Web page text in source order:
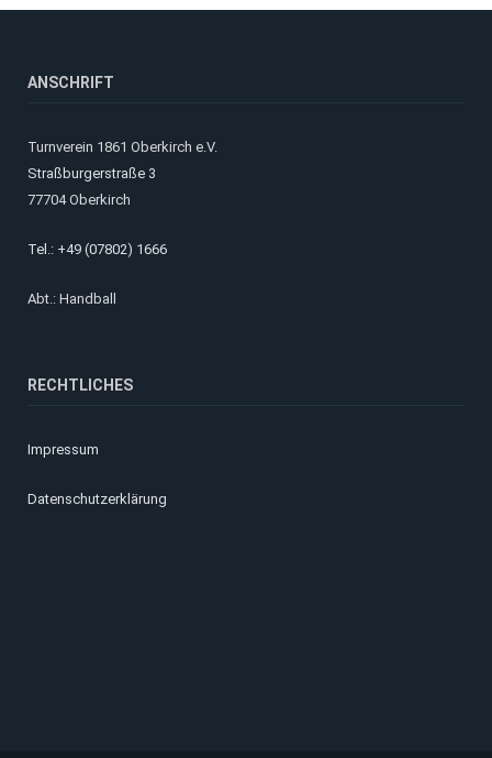
ANSCHRIFT
Turnverein 1861 Oberkirch e.V.
Straßburgerstraße 3
77704 Oberkirch
Tel.: +49 (07802) 1666
Abt.: Handball
RECHTLICHES
Impressum
Datenschutzerklärung